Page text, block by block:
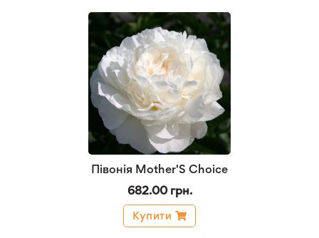
Півонія Mother'S Choice
682.00 грн.
Купити